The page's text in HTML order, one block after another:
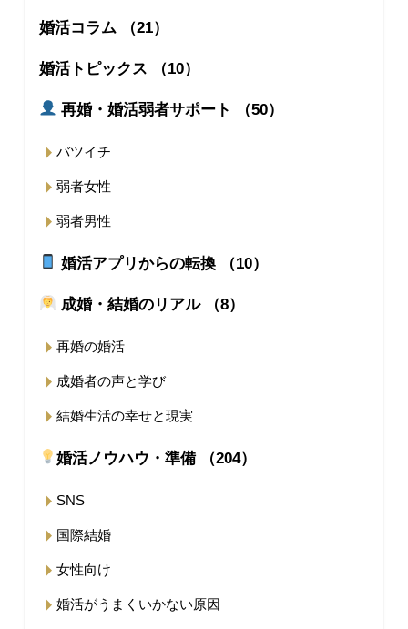
婚活コラム （21）
婚活トピックス （10）
再婚・婚活弱者サポート （50）
バツイチ
弱者女性
弱者男性
婚活アプリからの転換 （10）
成婚・結婚のリアル （8）
再婚の婚活
成婚者の声と学び
結婚生活の幸せと現実
婚活ノウハウ・準備 （204）
SNS
国際結婚
女性向け
婚活がうまくいかない原因